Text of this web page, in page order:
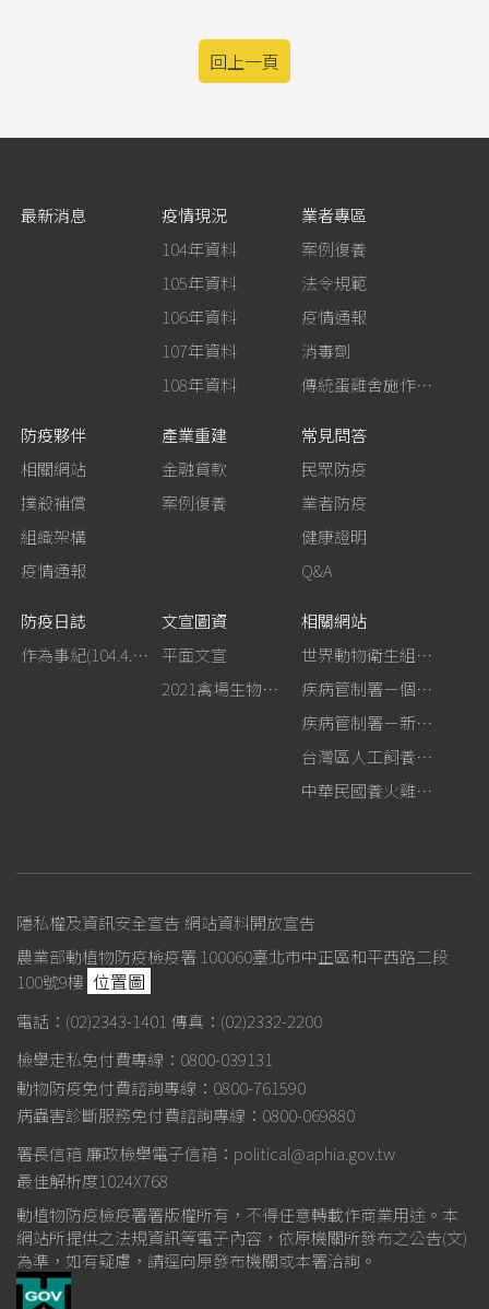
回上一頁
最新消息
疫情現況
104年資料
105年資料
106年資料
107年資料
108年資料
業者專區
案例復養
法令規範
疫情通報
消毒劑
傳統蛋雞舍施作生石灰消毒
防疫夥伴
相關網站
撲殺補償
組織架構
疫情通報
產業重建
金融貸款
案例復養
常見問答
民眾防疫
業者防疫
健康證明
Q&A
防疫日誌
作為事紀(104.4.13行政院新聞傳播處彙整)
文宣圖資
平面文宣
2021禽場生物安全手冊
相關網站
世界動物衛生組織－禽流感網站
疾病管制署－個人防護裝備使用建議
疾病管制署－新型A型流感專區
台灣區人工飼養鴕鳥協會
中華民國養火雞協會
隱私權及資訊安全宣告 網站資料開放宣告
農業部動植物防疫檢疫署 100060臺北市中正區和平西路二段
100號9樓 位置圖
電話：(02)2343-1401 傳真：(02)2332-2200
檢舉走私免付費專線：0800-039131
動物防疫免付費諮詢專線：0800-761590
病蟲害診斷服務免付費諮詢專線：0800-069880
署長信箱 廉政檢舉電子信箱：political@aphia.gov.tw
最佳解析度1024X768
動植物防疫檢疫署署版權所有，不得任意轉載作商業用途。本
網站所提供之法規資訊等電子內容，依原機關所發布之公告(文)
為準，如有疑慮，請逕向原發布機關或本署洽詢。